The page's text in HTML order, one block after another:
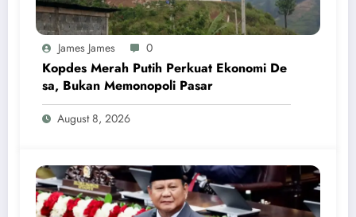
James James 0
Kopdes Merah Putih Perkuat Ekonomi De
sa, Bukan Memonopoli Pasar
August 8, 2026